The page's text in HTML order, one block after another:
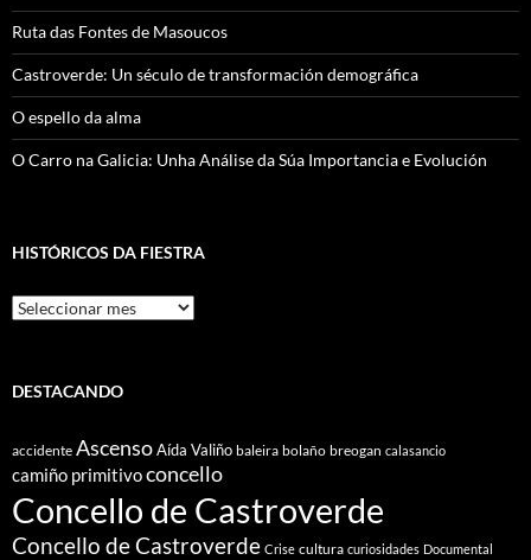
Ruta das Fontes de Masoucos
Castroverde: Un século de transformación demográfica
O espello da alma
O Carro na Galicia: Unha Análise da Súa Importancia e Evolución
HISTÓRICOS DA FIESTRA
Históricos
Da
DESTACANDO
accidente AscensoAída Valiño baleira bolaño breogan calasancio
camiño primitivoconcello
Concello de Castroverde
Concello de Castroverde Crise cultura curiosidades Documental